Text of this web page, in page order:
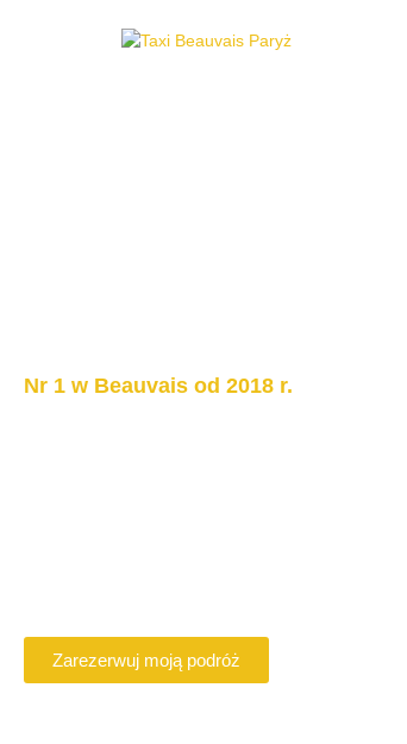
Nr 1 w Beauvais od 2018 r.
Zarezerwuj moją podróż